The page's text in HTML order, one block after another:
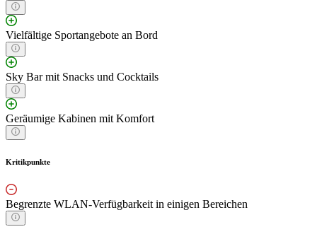
Vielfältige Sportangebote an Bord
Sky Bar mit Snacks und Cocktails
Geräumige Kabinen mit Komfort
Kritikpunkte
Begrenzte WLAN-Verfügbarkeit in einigen Bereichen